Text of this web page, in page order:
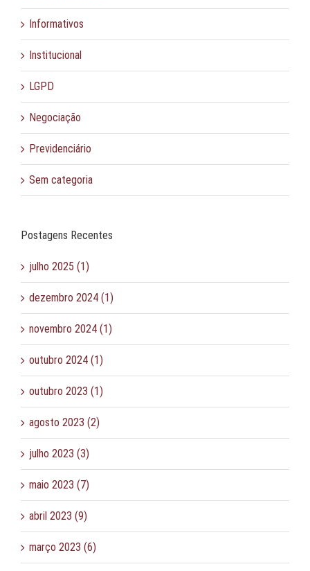
Informativos
Institucional
LGPD
Negociação
Previdenciário
Sem categoria
Postagens Recentes
julho 2025 (1)
dezembro 2024 (1)
novembro 2024 (1)
outubro 2024 (1)
outubro 2023 (1)
agosto 2023 (2)
julho 2023 (3)
maio 2023 (7)
abril 2023 (9)
março 2023 (6)